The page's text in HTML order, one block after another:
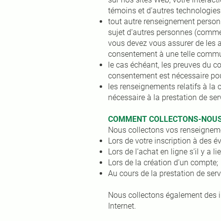
témoins et d’autres
tout autre renseignement
sujet d’autres personnes
vous devez vous assurer de les
consentement à une telle
le cas échéant, les preuves du
consentement est nécessaire
les renseignements relatifs à la
nécessaire à la prestation de
COMMENT COLLECTONS-
Nous collectons vos
Lors de votre inscription à des
Lors de l’achat en ligne s’il y a
Lors de la création d’un compte;
Au cours de la prestation de
Nous collectons également
Internet.